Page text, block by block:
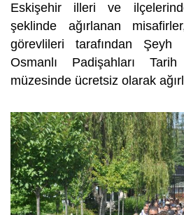
Eskişehir illeri ve
şeklinde ağırlanan
görevlileri tarafından
Osmanlı Padişahları
müzesinde ücretsiz olarak